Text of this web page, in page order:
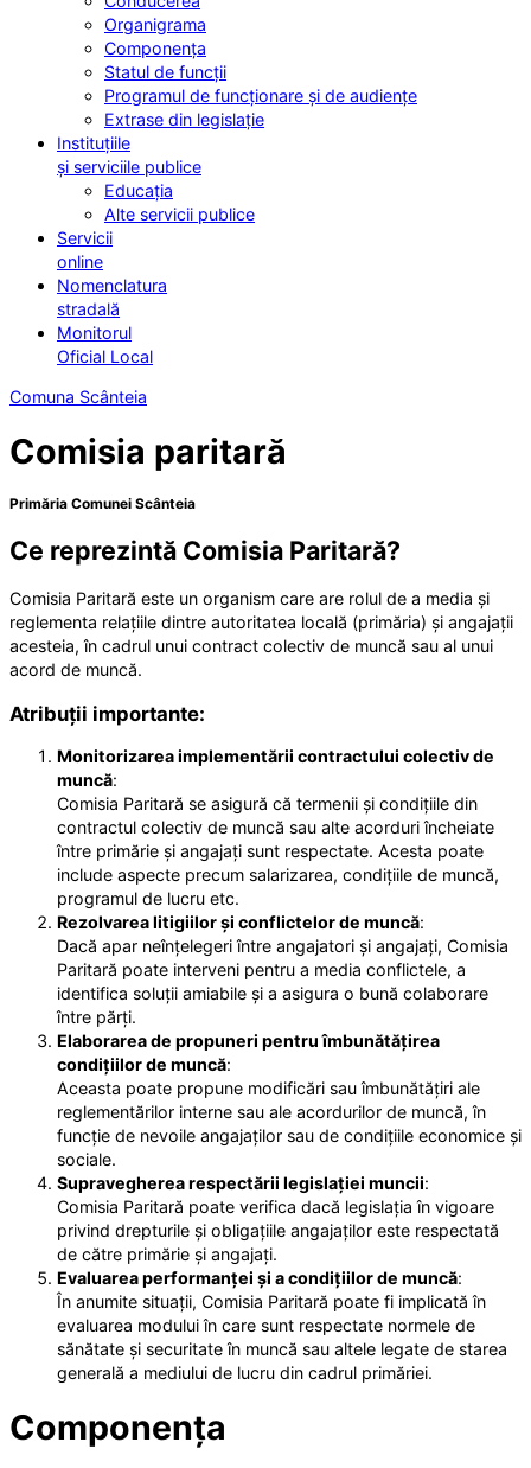
Organigrama
Componența
Statul de funcții
Programul de funcționare și de audiențe
Extrase din legislație
Instituțiile
și serviciile publice
Educația
Alte servicii publice
Servicii
online
Nomenclatura
stradală
Monitorul
Oficial Local
Comuna Scânteia
Comisia paritară
Primăria Comunei Scânteia
Ce reprezintă Comisia Paritară?
Comisia Paritară este un organism care are rolul de a media și
reglementa relațiile dintre autoritatea locală (primăria) și angajații
acesteia, în cadrul unui contract colectiv de muncă sau al unui
acord de muncă.
Atribuții importante:
Monitorizarea implementării contractului colectiv de
muncă:
Comisia Paritară se asigură că termenii și condițiile din
contractul colectiv de muncă sau alte acorduri încheiate
între primărie și angajați sunt respectate. Acesta poate
include aspecte precum salarizarea, condițiile de muncă,
programul de lucru etc.
Rezolvarea litigiilor și conflictelor de muncă:
Dacă apar neînțelegeri între angajatori și angajați, Comisia
Paritară poate interveni pentru a media conflictele, a
identifica soluții amiabile și a asigura o bună colaborare
între părți.
Elaborarea de propuneri pentru îmbunătățirea
condițiilor de muncă:
Aceasta poate propune modificări sau îmbunătățiri ale
reglementărilor interne sau ale acordurilor de muncă, în
funcție de nevoile angajaților sau de condițiile economice și
sociale.
Supravegherea respectării legislației muncii:
Comisia Paritară poate verifica dacă legislația în vigoare
privind drepturile și obligațiile angajaților este respectată
de către primărie și angajați.
Evaluarea performanței și a condițiilor de muncă:
În anumite situații, Comisia Paritară poate fi implicată în
evaluarea modului în care sunt respectate normele de
sănătate și securitate în muncă sau altele legate de starea
generală a mediului de lucru din cadrul primăriei.
Componența